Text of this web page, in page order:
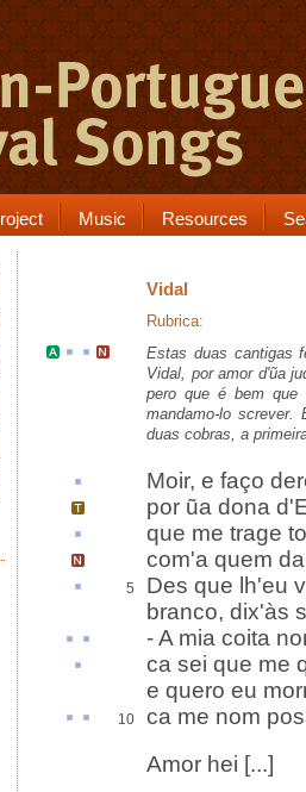
Music Resources
Vidal
Rubrica:
Estas duas cantigas
Vidal, por amor d'ũa
pero que é bem
mandamo-lo screver.
duas cobras, a
Moir, e faço
por ũa dona d'
que me trage
com'a quem
5 Des que lh'eu
branco, dix'às
- A mia coita
ca sei que me
e quero eu
10
ca me nom
Amor hei [...]